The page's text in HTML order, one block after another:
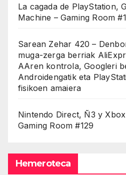
La cagada de PlayStation,
Machine – Gaming Room
Sarean Zehar 420 –
muga-zerga berriak
AAren kontrola, Googleri
Androidengatik eta
fisikoen amaiera
Nintendo Direct, Ñ3 y
Gaming Room #129
Hemeroteca